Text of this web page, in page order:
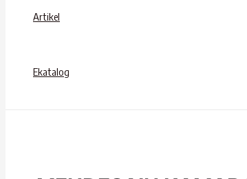
Artikel
Ekatalog